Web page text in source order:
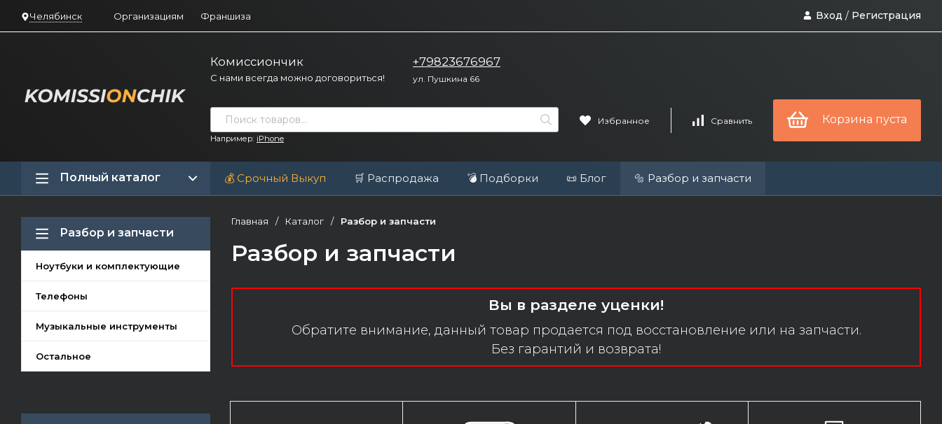
Челябинск Организациям Франшиза Вход / Регистрация
Комиссиончик
С нами всегда можно договориться!
+79823676967
ул. Пушкина 66
Например: iPhone
Избранное Сравнить Корзина пуста
Полный каталог 💰 Срочный Выкуп 🛒 Распродажа 💣 Подборки 📜 Блог 🔩 Разбор и запчасти
Разбор и запчасти
Ноутбуки и комплектующие
Телефоны
Музыкальные инструменты
Остальное
Главная / Каталог / Разбор и запчасти
Разбор и запчасти
Вы в разделе уценки!
Обратите внимание, данный товар продается под восстановление или на запчасти.
Без гарантий и возврата!